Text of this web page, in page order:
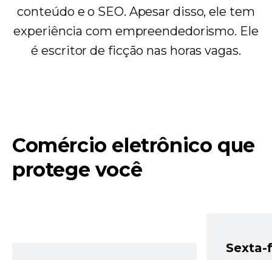
conteúdo e o SEO. Apesar disso, ele tem
experiência com empreendedorismo. Ele
é escritor de ficção nas horas vagas.
Comércio eletrônico que
protege você
Sexta-